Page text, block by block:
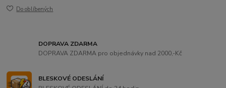
Do oblíbených
DOPRAVA ZDARMA
DOPRAVA ZDARMA pro objednávky nad 2000,-Kč
BLESKOVÉ ODESLÁNÍ